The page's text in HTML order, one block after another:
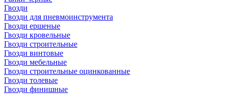
Гвозди
Гвозди для пневмоинструмента
Гвозди ершеные
Гвозди кровельные
Гвозди строительные
Гвозди винтовые
Гвозди мебельные
Гвозди строительные оцинкованные
Гвозди толевые
Гвозди финишные